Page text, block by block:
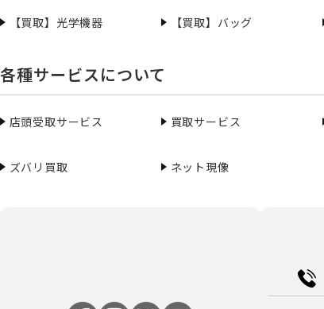
【買取】光学機器 【買取】バッグ
各種サービスについて
店頭受取サービス 買取サービス
ズバリ買取 ネット現像